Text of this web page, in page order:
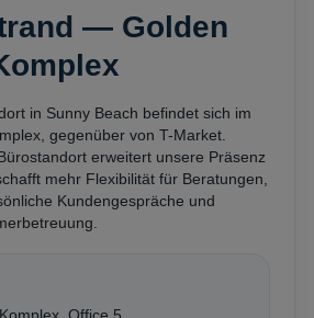
— Golden
in Sunny Beach befindet sich im
gegenüber von T-Market.
erweitert unsere Präsenz
mehr Flexibilität für Beratungen,
Kundengespräche und